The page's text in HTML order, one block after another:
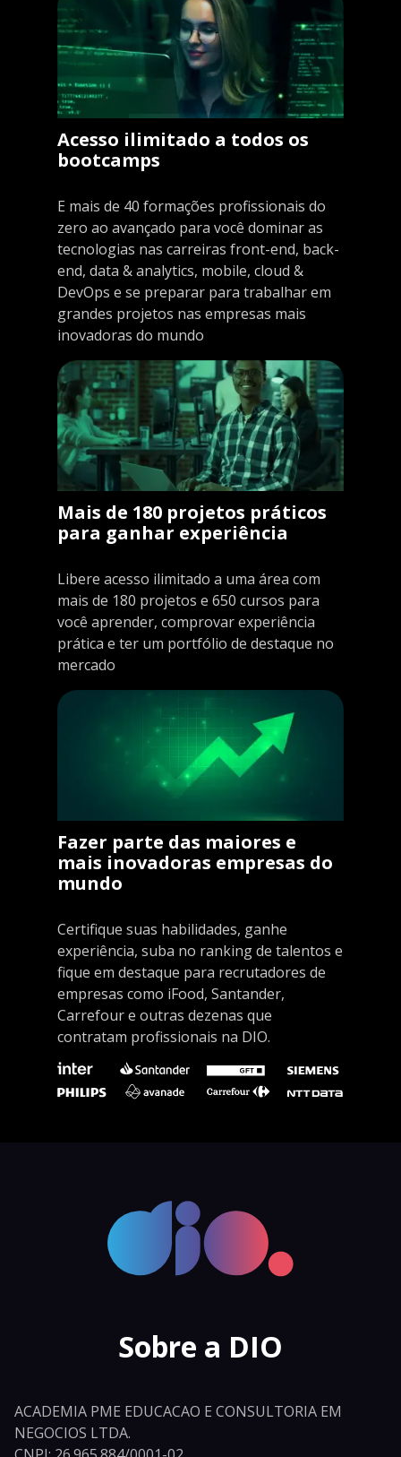
Acesso ilimitado a todos os
bootcamps
E mais de 40 formações profissionais do
zero ao avançado para você dominar as
tecnologias nas carreiras front-end, back-
end, data & analytics, mobile, cloud &
DevOps e se preparar para trabalhar em
grandes projetos nas empresas mais
inovadoras do mundo
Mais de 180 projetos práticos
para ganhar experiência
Libere acesso ilimitado a uma área com
mais de 180 projetos e 650 cursos para
você aprender, comprovar experiência
prática e ter um portfólio de destaque no
mercado
Fazer parte das maiores e
mais inovadoras empresas do
mundo
Certifique suas habilidades, ganhe
experiência, suba no ranking de talentos e
fique em destaque para recrutadores de
empresas como iFood, Santander,
Carrefour e outras dezenas que
contratam profissionais na DIO.
Sobre a DIO
ACADEMIA PME EDUCACAO E CONSULTORIA EM
NEGOCIOS LTDA.